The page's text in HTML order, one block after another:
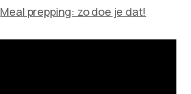
Meal prepping: zo doe je dat!